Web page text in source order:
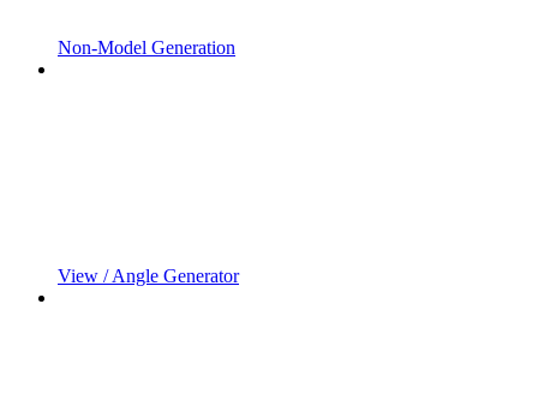
Non-Model Generation
View / Angle Generator